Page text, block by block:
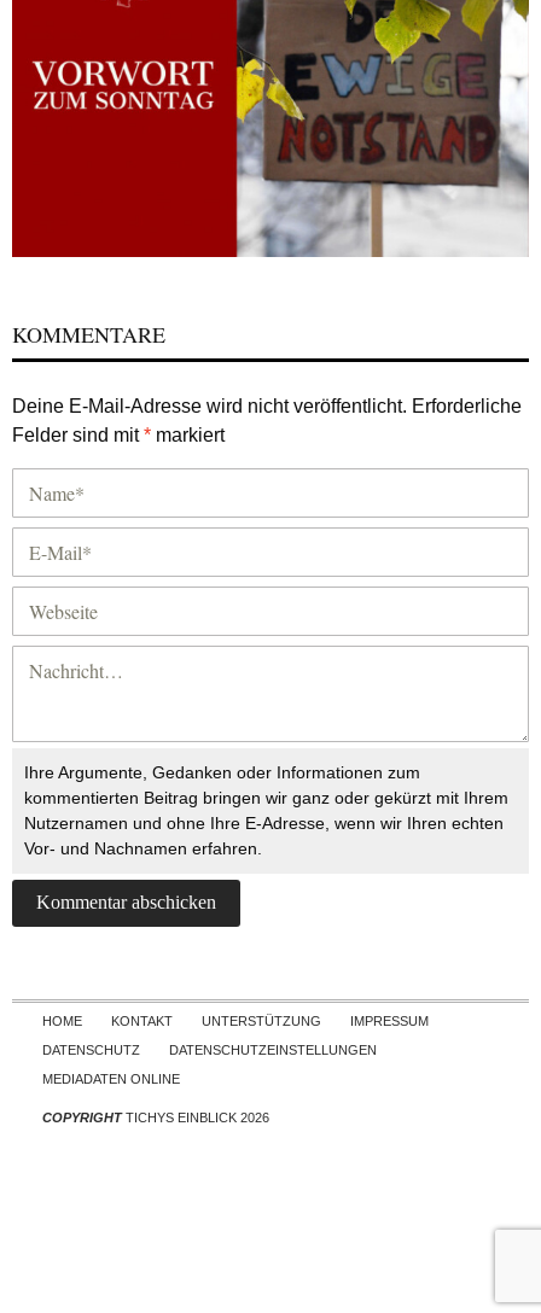
KOMMENTARE
Deine E-Mail-Adresse wird nicht veröffentlicht. Erforderliche
Felder sind mit* markiert
Ihre Argumente, Gedanken oder Informationen zum
kommentierten Beitrag bringen wir ganz oder gekürzt mit Ihrem
Nutzernamen und ohne Ihre E-Adresse, wenn wir Ihren echten
Vor- und Nachnamen erfahren.
Skip to content
HOME KONTAKT UNTERSTÜTZUNG
IMPRESSUM
DATENSCHUTZ
DATENSCHUTZEINSTELLUNGEN
MEDIADATEN ONLINE
COPYRIGHTTICHYS EINBLICK 2026